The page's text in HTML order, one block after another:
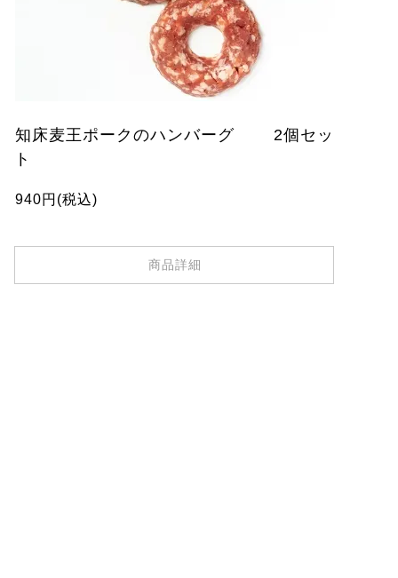
知床麦王ポークのハンバーグ 2個セッ
ト
940円(税込)
商品詳細